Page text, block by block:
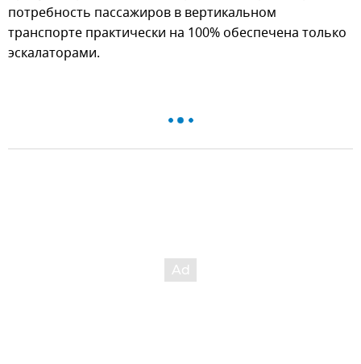
потребность пассажиров в вертикальном
транспорте практически на 100% обеспечена только
эскалаторами.